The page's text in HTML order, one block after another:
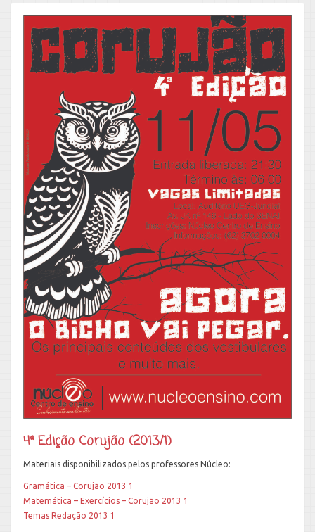
4ª Edição Corujão (2013/1)
Materiais disponibilizados pelos professores Núcleo:
Gramática – Corujão 2013 1
Matemática – Exercícios – Corujão 2013 1
Temas Redação 2013 1